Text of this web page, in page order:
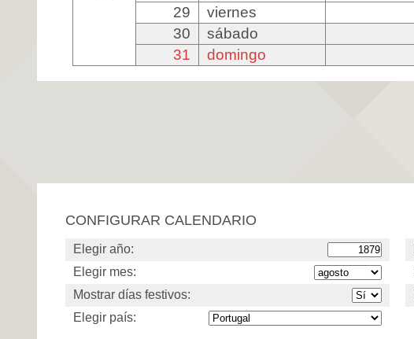
29
viernes
30
sábado
31
domingo
CONFIGURAR CALENDARIO
Elegir año:
Elegir mes:
Mostrar días festivos:
Elegir país: